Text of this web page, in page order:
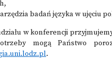
badań języka w ujęciu
w konferencji
mogą Państwo
.